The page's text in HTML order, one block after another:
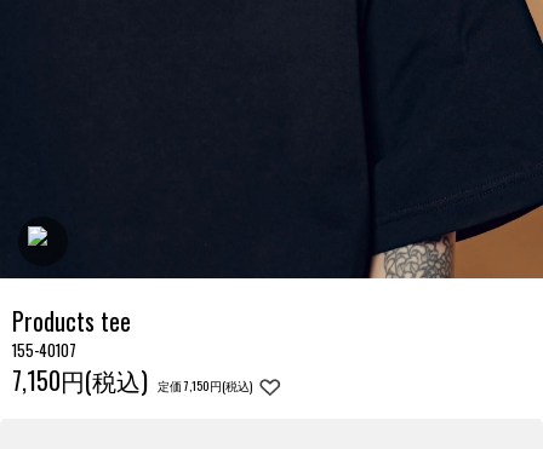
Products tee
155-40107
7,150円(税込) 定価 7,150円(税込)